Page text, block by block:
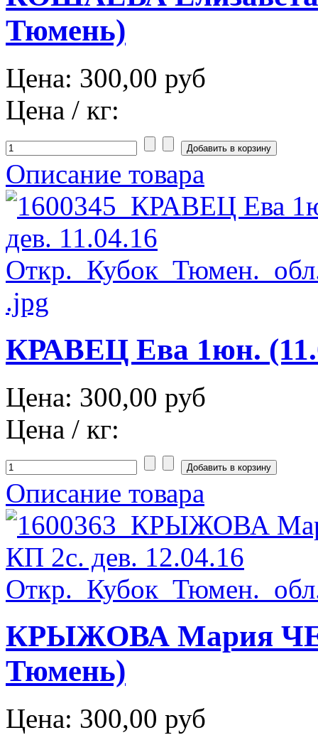
Тюмень)
Цена: 300,00 руб
Цена / кг:
Описание товара
КРАВЕЦ Ева 1юн.
Цена: 300,00 руб
Цена / кг:
Описание товара
КРЫЖОВА Мария
Тюмень)
Цена: 300,00 руб